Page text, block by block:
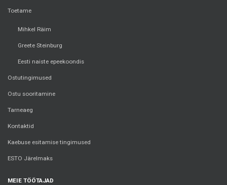
Toetame
Mihkel Räim
Greete Steinburg
Eesti naiste epeekoondis
Ostutingimused
Ostu sooritamine
Tarneaeg
Kontaktid
Kaebuse esitamise tingimused
ESTO Järelmaks
MEIE TÖÖTAJAD